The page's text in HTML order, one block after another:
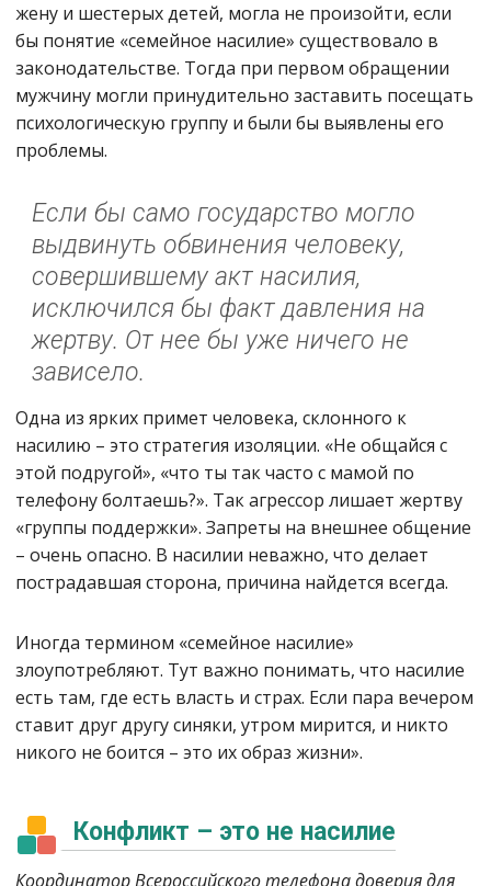
жену и шестерых детей, могла не произойти, если
бы понятие «семейное насилие» существовало в
законодательстве. Тогда при первом обращении
мужчину могли принудительно заставить посещать
психологическую группу и были бы выявлены его
проблемы.
Если бы само государство могло
выдвинуть обвинения человеку,
совершившему акт насилия,
исключился бы факт давления на
жертву. От нее бы уже ничего не
зависело.
Одна из ярких примет человека, склонного к
насилию – это стратегия изоляции. «Не общайся с
этой подругой», «что ты так часто с мамой по
телефону болтаешь?». Так агрессор лишает жертву
«группы поддержки». Запреты на внешнее общение
– очень опасно. В насилии неважно, что делает
пострадавшая сторона, причина найдется всегда.
Иногда термином «семейное насилие»
злоупотребляют. Тут важно понимать, что насилие
есть там, где есть власть и страх. Если пара вечером
ставит друг другу синяки, утром мирится, и никто
никого не боится – это их образ жизни».
Конфликт – это не насилие
Координатор Всероссийского телефона доверия для